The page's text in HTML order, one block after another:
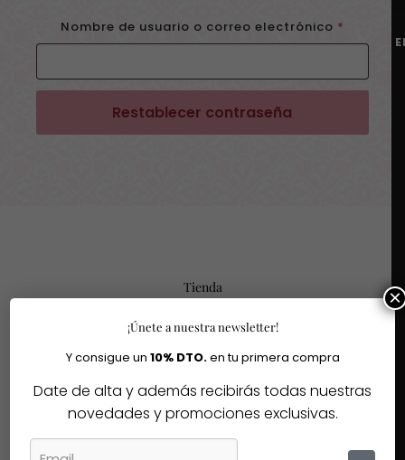
Nombre de usuario o correo electrónico *
Restablecer contraseña
Tienda
ADN Joyitas & Complementos
Portales 1, Bajo
26001 Logroño
¡Únete a nuestra newsletter!
Y consigue un 10% DTO.en tu primera compra
Date de alta y además recibirás todas nuestras
novedades y promociones exclusivas.
×